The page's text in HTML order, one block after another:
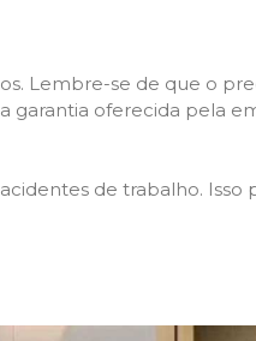
Lembre-se de que o
garantia oferecida pela
de trabalho. Isso